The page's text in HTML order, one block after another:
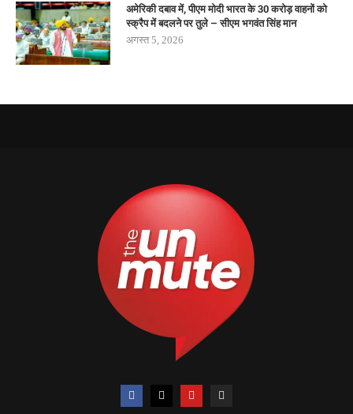
अमेरिकी दबाव में, पीएम मोदी भारत के 30 करोड़ वाहनों को
स्क्रैप में बदलने पर तुले – सीएम भगवंत सिंह मान
अगस्त 5, 2026